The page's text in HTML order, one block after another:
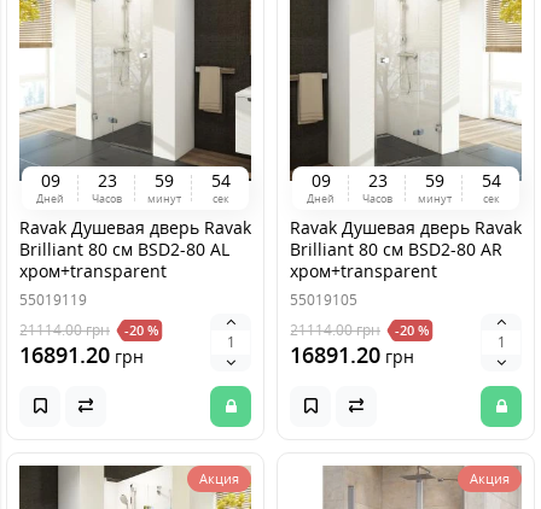
09
Дней
23
Часов
59
минут
54
сек
Ravak Душевая дверь Ravak
Brilliant 80 см BSD2-80 AL
хром+transparent
55019119
21114.00грн -20 %
16891.20 грн
09
Дней
23
Часов
59
минут
54
сек
Ravak Душевая дверь Ravak
Brilliant 80 см BSD2-80 AR
хром+transparent
55019105
21114.00грн -20 %
16891.20 грн
Акция Акция